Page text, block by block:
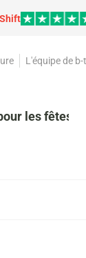
L'équipe de
les fêtes